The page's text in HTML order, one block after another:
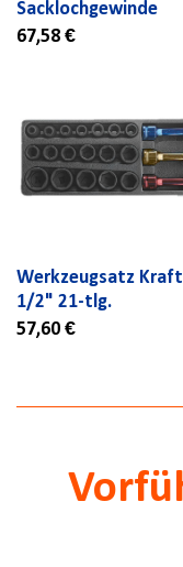
Sacklochgewinde
67,58 €
Werkzeugsatz
1/2" 21-tlg.
57,60 €